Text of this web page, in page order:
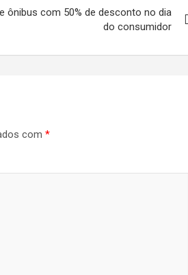
ônibus com 50% de desconto no dia
do consumidor
com *